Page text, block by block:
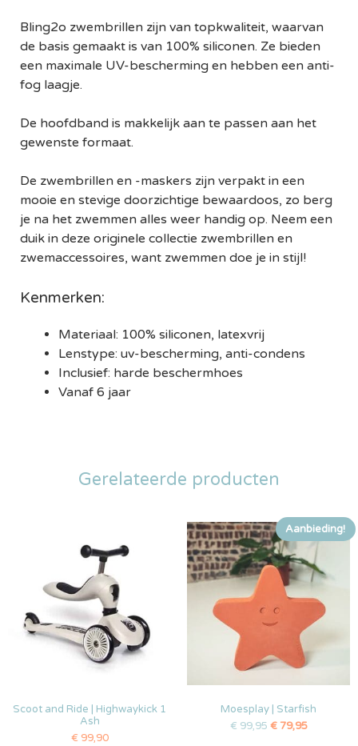
Bling2o zwembrillen zijn van topkwaliteit, waarvan
de basis gemaakt is van 100% siliconen. Ze bieden
een maximale UV-bescherming en hebben een anti-
fog laagje.
De hoofdband is makkelijk aan te passen aan het
gewenste formaat.
De zwembrillen en -maskers zijn verpakt in een
mooie en stevige doorzichtige bewaardoos, zo berg
je na het zwemmen alles weer handig op. Neem een
duik in deze originele collectie zwembrillen en
zwemaccessoires, want zwemmen doe je in stijl!
Kenmerken:
Materiaal: 100% siliconen, latexvrij
Lenstype: uv-bescherming, anti-condens
Inclusief: harde beschermhoes
Vanaf 6 jaar
Gerelateerde producten
Scoot and Ride | Highwaykick 1
Ash
€ 99,90
Aanbieding!
Moesplay | Starfish
€ 99,95 €79,95